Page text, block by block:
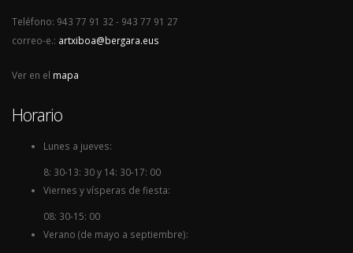
Teléfono: 943 77 91 32 - 943 77 91 27
correo-e.: artxiboa@bergara.eus
Ver en el mapa
Horario
Lunes a jueves:
8: 30-13: 30 y 14: 30-17: 00
Viernes y vísperas de fiesta:
08: 30-15: 00
Verano (de mayo a septiembre):